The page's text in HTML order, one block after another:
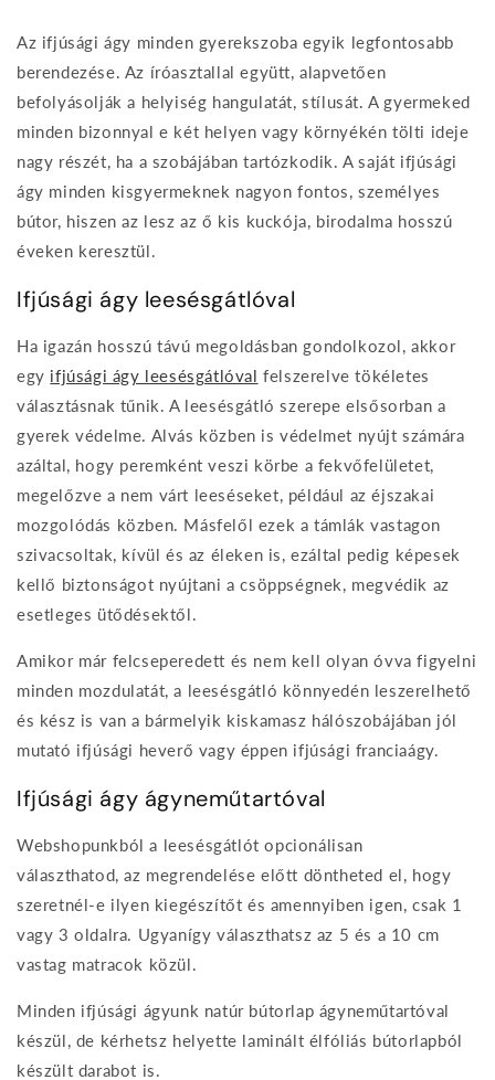
Az ifjúsági ágy minden gyerekszoba egyik legfontosabb
berendezése. Az íróasztallal együtt, alapvetően
befolyásolják a helyiség hangulatát, stílusát. A gyermeked
minden bizonnyal e két helyen vagy környékén tölti ideje
nagy részét, ha a szobájában tartózkodik. A saját ifjúsági
ágy minden kisgyermeknek nagyon fontos, személyes
bútor, hiszen az lesz az ő kis kuckója, birodalma hosszú
éveken keresztül.
Ifjúsági ágy leesésgátlóval
Ha igazán hosszú távú megoldásban gondolkozol, akkor
egy ifjúsági ágy leesésgátlóval felszerelve tökéletes
választásnak tűnik. A leesésgátló szerepe elsősorban a
gyerek védelme. Alvás közben is védelmet nyújt számára
azáltal, hogy peremként veszi körbe a fekvőfelületet,
megelőzve a nem várt leeséseket, például az éjszakai
mozgolódás közben. Másfelől ezek a támlák vastagon
szivacsoltak, kívül és az éleken is, ezáltal pedig képesek
kellő biztonságot nyújtani a csöppségnek, megvédik az
esetleges ütődésektől.
Amikor már felcseperedett és nem kell olyan óvva figyelni
minden mozdulatát, a leesésgátló könnyedén leszerelhető
és kész is van a bármelyik kiskamasz hálószobájában jól
mutató ifjúsági heverő vagy éppen ifjúsági franciaágy.
Ifjúsági ágy ágyneműtartóval
Webshopunkból a leesésgátlót opcionálisan
választhatod, az megrendelése előtt döntheted el, hogy
szeretnél-e ilyen kiegészítőt és amennyiben igen, csak 1
vagy 3 oldalra. Ugyanígy választhatsz az 5 és a 10 cm
vastag matracok közül.
Minden ifjúsági ágyunk natúr bútorlap ágyneműtartóval
készül, de kérhetsz helyette laminált élfóliás bútorlapból
készült darabot is.